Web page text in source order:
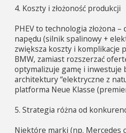
4. Koszty i złożoność produkcji
PHEV to technologia złożona –
napędu (silnik spalinowy +
zwiększa koszty i komplikacje
BMW, zamiast rozszerzać
optymalizuje gamę i inwestuje
architektury “elektryczne z
platforma Neue Klasse
5. Strategia różna od
Niektóre marki (np. Mercedes